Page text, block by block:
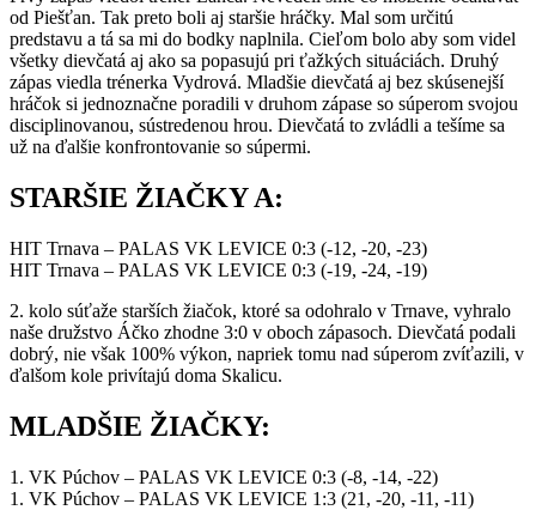
od Piešťan. Tak preto boli aj staršie hráčky. Mal som určitú
predstavu a tá sa mi do bodky naplnila. Cieľom bolo aby som videl
všetky dievčatá aj ako sa popasujú pri ťažkých situáciách. Druhý
zápas viedla trénerka Vydrová. Mladšie dievčatá aj bez skúsenejší
hráčok si jednoznačne poradili v druhom zápase so súperom svojou
disciplinovanou, sústredenou hrou. Dievčatá to zvládli a tešíme sa
už na ďalšie konfrontovanie so súpermi.
STARŠIE ŽIAČKY A:
HIT Trnava – PALAS VK LEVICE 0:3 (-12, -20, -23)
HIT Trnava – PALAS VK LEVICE 0:3 (-19, -24, -19)
2. kolo súťaže starších žiačok, ktoré sa odohralo v Trnave, vyhralo
naše družstvo Áčko zhodne 3:0 v oboch zápasoch. Dievčatá podali
dobrý, nie však 100% výkon, napriek tomu nad súperom zvíťazili, v
ďalšom kole privítajú doma Skalicu.
MLADŠIE ŽIAČKY:
1. VK Púchov – PALAS VK LEVICE 0:3 (-8, -14, -22)
1. VK Púchov – PALAS VK LEVICE 1:3 (21, -20, -11, -11)